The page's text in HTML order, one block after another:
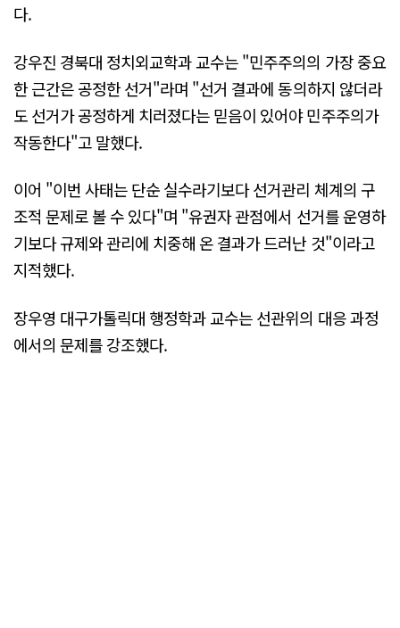
다.
강우진 경북대 정치외교학과 교수는 "민주주의의 가장 중요
한 근간은 공정한 선거"라며 "선거 결과에 동의하지 않더라
도 선거가 공정하게 치러졌다는 믿음이 있어야 민주주의가
작동한다"고 말했다.
이어 "이번 사태는 단순 실수라기보다 선거관리 체계의 구
조적 문제로 볼 수 있다"며 "유권자 관점에서 선거를 운영하
기보다 규제와 관리에 치중해 온 결과가 드러난 것"이라고
지적했다.
장우영 대구가톨릭대 행정학과 교수는 선관위의 대응 과정
에서의 문제를 강조했다.